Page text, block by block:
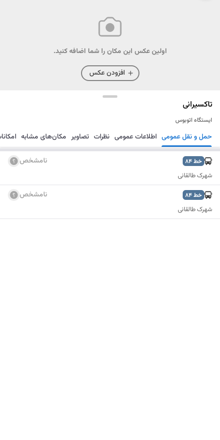
اولین عکس این مکان را شما اضافه کنید.
افزودن عکس
تاکسیرانی
ایستگاه اتوبوس
مسیریابی ذخیره ارسال حمل و نقل عمومی اطلاعات عمومی نظرات تصاویر مکان‌های مشابه
خط84 نامشخص
شهرک طالقانی
خط84 نامشخص
شهرک طالقانی